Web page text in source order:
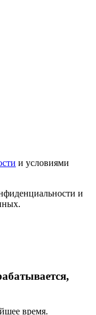
и условиями
и
время.